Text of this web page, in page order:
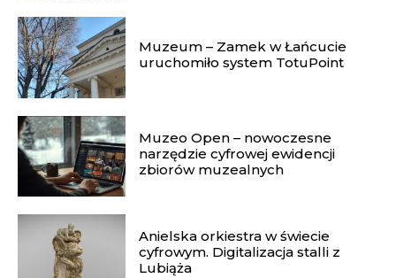
Muzeum – Zamek w Łańcucie
uruchomiło system TotuPoint
Muzeo Open – nowoczesne
narzędzie cyfrowej ewidencji
zbiorów muzealnych
Anielska orkiestra w świecie
cyfrowym. Digitalizacja stalli z
Lubiąża